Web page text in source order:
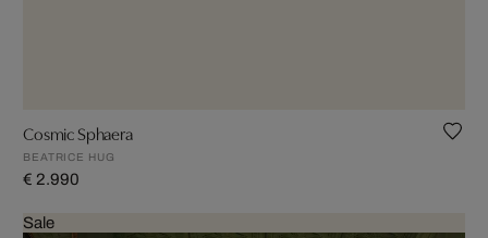
Cosmic Sphaera
BEATRICE HUG
€ 2.990
Sale